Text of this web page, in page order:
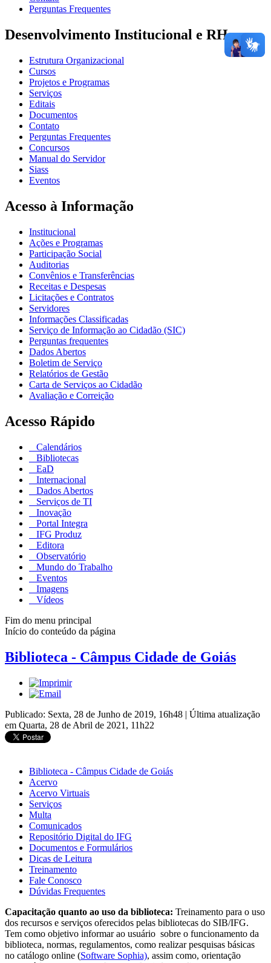
Perguntas Frequentes
Desenvolvimento Institucional e RH
Estrutura Organizacional
Cursos
Projetos e Programas
Serviços
Editais
Documentos
Contato
Perguntas Frequentes
Concursos
Manual do Servidor
Siass
Eventos
Acesso à Informação
Institucional
Ações e Programas
Participação Social
Auditorias
Convênios e Transferências
Receitas e Despesas
Licitações e Contratos
Servidores
Informações Classificadas
Serviço de Informação ao Cidadão (SIC)
Perguntas frequentes
Dados Abertos
Boletim de Serviço
Relatórios de Gestão
Carta de Serviços ao Cidadão
Avaliação e Correição
Acesso Rápido
Calendários
Bibliotecas
EaD
Internacional
Dados Abertos
Serviços de TI
Inovação
Portal Integra
IFG Produz
Editora
Observatório
Mundo do Trabalho
Eventos
Imagens
Vídeos
Fim do menu principal
Início do conteúdo da página
Biblioteca - Câmpus Cidade de Goiás
Publicado: Sexta, 28 de Junho de 2019, 16h48 | Última atualização
em Quarta, 28 de Abril de 2021, 11h22
Biblioteca - Câmpus Cidade de Goiás
Acervo
Acervo Virtuais
Serviços
Multa
Comunicados
Repositório Digital do IFG
Documentos e Formulários
Dicas de Leitura
Treinamento
Fale Conosco
Dúvidas Frequentes
Capacitação quanto ao uso da biblioteca: Treinamento para o uso
dos recursos e serviços oferecidos pelas bibliotecas do SIB/IFG.
Tem como objetivo informar ao usuário sobre o funcionamento da
biblioteca, normas, regulamentos, como realizar pesquisas básicas
no catálogo online (Software Sophia), assim como, orientação